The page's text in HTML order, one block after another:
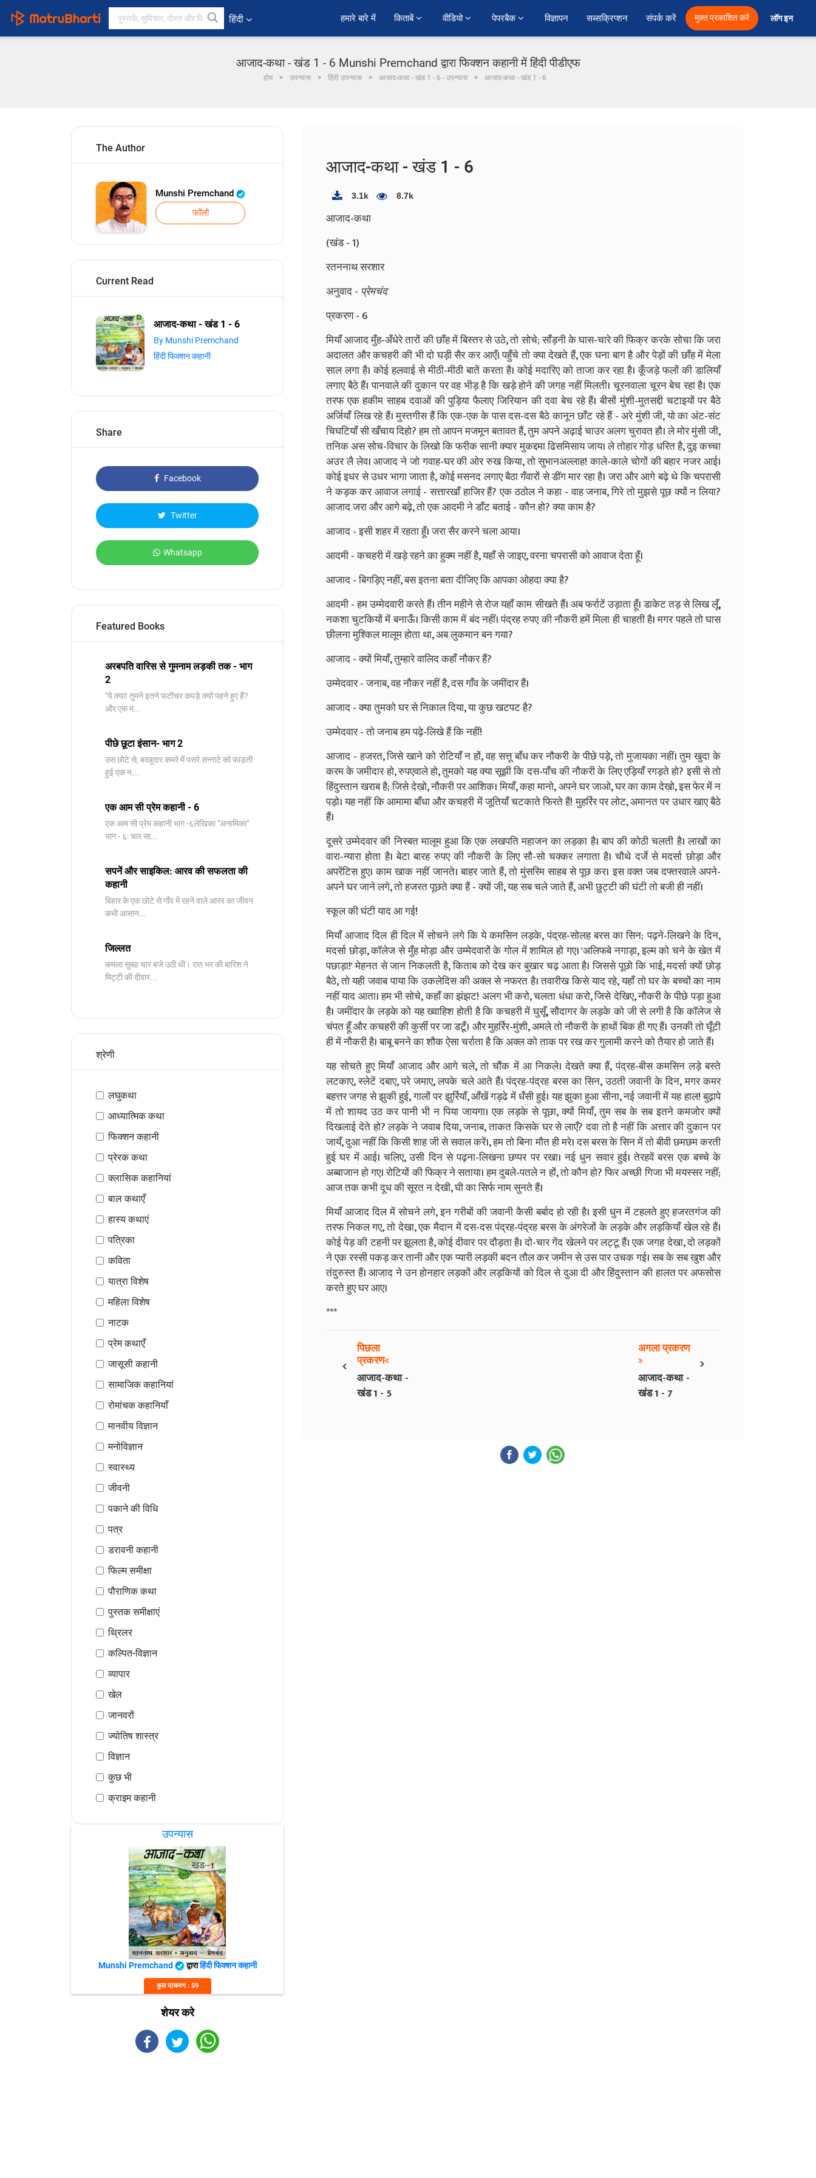
हिंदी हमारे बारे में किताबें वीडियो पेपरबैक विज्ञापन सब्सक्रिप्शन संपर्क करें मुक्त प्रकाशित करें लॉग इन
आजाद-कथा - खंड 1 - 6 Munshi Premchand द्वारा फिक्शन कहानी में हिंदी पीडीएफ
होम उपन्यास हिंदी उपन्यास आजाद-कथा - खंड 1 - 6 - उपन्यास आजाद-कथा - खंड 1 - 6
The Author
Munshi Premchand
फॉलो
Current Read
आजाद-कथा - खंड 1 - 6
By Munshi Premchand
हिंदी फिक्शन कहानी
Share
Facebook
Twitter
Whatsapp
Featured Books
अरबपति वारिस से गुमनाम लड़की तक - भाग
2
"ये क्या! तुमने इतने फटीचर कपड़े क्यों पहने हुए हैं?
और एक म...
पीछे छूटा इंसान- भाग 2
उस छोटे से, बदबूदार कमरे में पसरे सन्नाटे को फाड़ती
हुई एक न...
एक आम सी प्रेम कहानी - 6
​एक आम सी प्रेम कहानी भाग -६लेखिका "अनामिका"
भाग - ६: चार सा...
सपनें और साइकिल: आरव की सफलता की
कहानी
बिहार के एक छोटे से गाँव में रहने वाले आरव का जीवन
कभी आसान...
जिल्लत
कमला सुबह चार बजे उठी थी। रात भर की बारिश ने
मिट्टी की दीवार...
श्रेणी
लघुकथा
आध्यात्मिक कथा
फिक्शन कहानी
प्रेरक कथा
क्लासिक कहानियां
बाल कथाएँ
हास्य कथाएं
पत्रिका
कविता
यात्रा विशेष
महिला विशेष
नाटक
प्रेम कथाएँ
जासूसी कहानी
सामाजिक कहानियां
रोमांचक कहानियाँ
मानवीय विज्ञान
मनोविज्ञान
स्वास्थ्य
जीवनी
पकाने की विधि
पत्र
डरावनी कहानी
फिल्म समीक्षा
पौराणिक कथा
पुस्तक समीक्षाएं
थ्रिलर
कल्पित-विज्ञान
व्यापार
खेल
जानवरों
ज्योतिष शास्त्र
विज्ञान
कुछ भी
क्राइम कहानी
उपन्यास
Munshi Premchand द्वाराहिंदी फिक्शन कहानी
कुल प्रकरण : 59
शेयर करे
आजाद-कथा - खंड 1 - 6
3.1k 8.7k
आजाद-कथा
(खंड - 1)
रतननाथ सरशार
अनुवाद - प्रेमचंद
प्रकरण - 6
मियाँ आजाद मुँह-अँधेरे तारों की छाँह में बिस्तर से उठे, तो सोचे; साँड़नी के घास-चारे की फिक्र करके सोचा कि जरा
अदालत और कचहरी की भी दो घड़ी सैर कर आएँ। पहुँचे तो क्या देखते हैं, एक घना बाग है और पेड़ों की छाँह में मेला
साल लगा है। कोई हलवाई से मीठी-मीठी बातें करता है। कोई मदारिए को ताजा कर रहा है। कूँजड़े फलों की डालियाँ
लगाए बैठे हैं। पानवाले की दुकान पर वह भीड़ है कि खड़े होने की जगह नहीं मिलती। चूरनवाला चूरन बेच रहा है। एक
तरफ एक हकीम साहब दवाओं की पुड़िया फैलाए जिरियान की दवा बेच रहे हैं। बीसों मुंशी-मुतसद्दी चटाइयों पर बैठे
अर्जियाँ लिख रहे हैं। मुस्तगीस हैं कि एक-एक के पास दस-दस बैठे कानून छाँट रहे हैं - अरे मुंशी जी, यो का अंट-संट
चिघटियाँ सी खँचाय दिहो? हम तो आपन मजमून बतावत हैं, तुम अपने अढ़ाई चाउर अलग चुरावत हौ। ले मोर मुंसी जी,
तनिक अस सोच-विचार के लिखो कि फरीक सानी क्यार मुकद्दमा ढिसमिसाय जाय। ले तोहार गोड़ धरित है, दुइ कच्चा
अउर लै लेव। आजाद ने जो गवाह-घर की ओर रुख किया, तो सुभानअल्लाह! काले-काले चोगों की बहार नजर आई।
कोई इधर से उधर भागा जाता है, कोई मसनद लगाए बैठा गँवारों से डींग मार रहा है। जरा और आगे बढ़े थे कि चपरासी
ने कड़क कर आवाज लगाई - सत्तारखाँ हाजिर हैं? एक ठठोल ने कहा - वाह जनाब, गिरे तो मुझसे पूछ क्यों न लिया?
आजाद जरा और आगे बढ़े, तो एक आदमी ने डाँट बताई - कौन हो? क्या काम है?
आजाद - इसी शहर में रहता हूँ। जरा सैर करने चला आया।
आदमी - कचहरी में खड़े रहने का हुक्म नहीं है, यहाँ से जाइए, वरना चपरासी को आवाज देता हूँ।
आजाद - बिगड़िए नहीं, बस इतना बता दीजिए कि आपका ओहदा क्या है?
आदमी - हम उम्मेदवारी करते हैं। तीन महीने से रोज यहाँ काम सीखते हैं। अब फर्राटें उड़ाता हूँ। डाकेट तड़ से लिख लूँ,
नकशा चुटकियों में बनाऊँ। किसी काम में बंद नहीं। पंद्रह रुपए की नौकरी हमें मिला ही चाहती है। मगर पहले तो घास
छीलना मुश्किल मालूम होता था, अब लुकमान बन गया?
आजाद - क्यों मियाँ, तुम्हारे वालिद कहाँ नौकर हैं?
उम्मेदवार - जनाब, वह नौकर नहीं है, दस गाँव के जमींदार हैं।
आजाद - क्या तुमको घर से निकाल दिया, या कुछ खटपट है?
उम्मेदवार - तो जनाब हम पढ़े-लिखे हैं कि नहीं!
आजाद - हजरत, जिसे खाने को रोटियाँ न हों, वह सत्तू बाँध कर नौकरी के पीछे पड़े, तो मुजायका नहीं। तुम खुदा के
करम के जमीदार हो, रुपएवाले हो, तुमको यह क्या सूझी कि दस-पाँच की नौकरी के लिए एड़ियाँ रगड़ते हो? इसी से तो
हिंदुस्तान खराब है; जिसे देखो, नौकरी पर आशिक। मियाँ, कहा मानो, अपने घर जाओ, घर का काम देखो, इस फेर में न
पड़ो। यह नहीं कि आमामा बाँधा और कचहरी में जूतियाँ चटकाते फिरते हैं! मुहर्रिर पर लोट, अमानत पर उधार खाए बैठे
हैं।
दूसरे उम्मेदवार की निस्बत मालूम हुआ कि एक लखपति महाजन का लड़का है। बाप की कोठी चलती है। लाखों का
वारा-न्यारा होता है। बेटा बारह रुपए की नौकरी के लिए सौ-सो चक्कर लगाता है। चौथे दर्जे से मदर्सा छोड़ा और
अपरेंटिस हुए। काम खाक नहीं जानते। बाहर जाते हैं, तो मुंसरिम साहब से पूछ कर। इस वक्त जब दफ्तरवाले अपने-
अपने घर जाने लगे, तो हजरत पूछते क्या हैं - क्यों जी, यह सब चले जाते हैं, अभी छुट्टी की घंटी तो बजी ही नहीं।
स्कूल की घंटी याद आ गई!
मियाँ आजाद दिल ही दिल में सोचने लगे कि ये कमसिन लड़के, पंद्रह-सोलह बरस का सिन; पढ़ने-लिखने के दिन,
मदर्सा छोड़ा, कॉलेज से मुँह मोड़ा और उम्मेदवारों के गोल में शामिल हो गए। 'अलिफबे नगाड़ा, इल्म को चने के खेत में
पछाड़ा!' मेहनत से जान निकलती है, किताब को देख कर बुखार चढ़ आता है। जिससे पूछो कि भाई, मदर्सा क्यों छोड़
बैठे, तो यही जवाब पाया कि उकलेदिस की अक्ल से नफरत है। तवारीख किसे याद रहे, यहाँ तो घर के बच्चों का नाम
नहीं याद आता। हम भी सोचे, कहाँ का झंझट! अलग भी करो, चलता धंधा करो, जिसे देखिए, नौकरी के पीछे पड़ा हुआ
है। जमींदार के लड़के को यह ख्वाहिश होती है कि कचहरी में घुसूँ, सौदागर के लड़के को जी से लगी है कि कॉलेज से
चंपत हूँ और कचहरी की कुर्सी पर जा डटूँ। और मुहर्रिर-मुंशी, अमले तो नौकरी के हाथों बिक ही गए हैं। उनकी तो घूँटी
ही में नौकरी है। बाबू बनने का शौक ऐसा चर्राता है कि अक्ल को ताक पर रख कर गुलामी करने को तैयार हो जाते हैं।
यह सोचते हुए मियाँ आजाद और आगे चले, तो चौंक में आ निकले। देखते क्या हैं, पंद्रह-बीस कमसिन लड़े बस्ते
लटकाए, स्लेटें दबाए, परे जमाए, लपके चले आते हैं। पंद्रह-पंद्रह बरस का सिन, उठती जवानी के दिन, मगर कमर
बहत्तर जगह से झुकी हुई, गालों पर झुर्रियाँ, आँखें गड्ढे में धँसी हुई। यह झुका हुआ सीना, नई जवानी में यह हाल! बुढ़ापे
में तो शायद उठ कर पानी भी न पिया जायगा। एक लड़के से पूछा, क्यों मियाँ, तुम सब के सब इतने कमजोर क्यों
दिखलाई देते हो? लड़के ने जवाब दिया, जनाब, ताकत किसके घर से लाएँ? दवा तो है नहीं कि अत्तार की दुकान पर
जायँ, दुआ नहीं कि किसी शाह जी से सवाल करें।, हम तो बिना मौत ही मरे। दस बरस के सिन में तो बीवी छमछम करती
हुई घर में आई। चलिए, उसी दिन से पढ़ना-लिखना छप्पर पर रखा। नई धुन सवार हुई। तेरहवें बरस एक बच्चे के
अब्बाजान हो गए। रोटियों की फिक्र ने सताया। हम दुबले-पतले न हों, तो कौन हो? फिर अच्छी गिजा भी मयस्सर नहीं;
आज तक कभी दूध की सूरत न देखी, घी का सिर्फ नाम सुनते हैं।
मियाँ आजाद दिल में सोचने लगे, इन गरीबों की जवानी कैसी बर्बाद हो रही है। इसी धुन में टहलते हुए हजरतगंज की
तरफ निकल गए, तो देखा, एक मैदान में दस-दस पंद्रह-पंद्रह बरस के अंगरेजों के लड़के और लड़कियाँ खेल रहे हैं।
कोई पेड़ की टहनी पर झूलता है, कोई दीवार पर दौड़ता है। दो-चार गेंद खेलने पर लट्टू हैं। एक जगह देखा, दो लड़कों
ने एक रस्सी पकड़ कर तानी और एक प्यारी लड़की बदन तौल कर जमीन से उस पार उचक गई। सब के सब खुश और
तंदुरुस्त हैं। आजाद ने उन होनहार लड़कों और लड़कियों को दिल से दुआ दी और हिंदुस्तान की हालत पर अफसोस
करते हुए घर आए।
***
‹
पिछला
प्रकरण
आजाद-कथा -
खंड 1 - 5
›
अगला प्रकरण
आजाद-कथा -
खंड 1 - 7